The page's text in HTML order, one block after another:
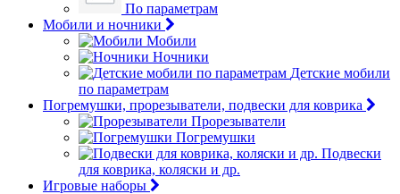
По параметрам
Мобили и ночники
Мобили
Ночники
Детские мобили
по параметрам
Погремушки, прорезыватели, подвески для коврика
Прорезыватели
Погремушки
Подвески
для коврика, коляски и др.
Игровые наборы